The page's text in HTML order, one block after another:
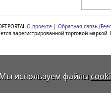
О проекте | Обратная связь
зарегистрированной торговой
Мы используем файлы